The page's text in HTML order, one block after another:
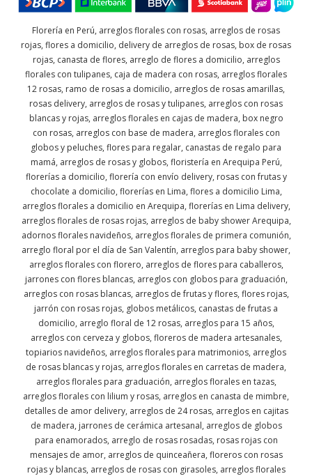
Florería en Perú, arreglos florales con rosas, arreglos de rosas
rojas, flores a domicilio, delivery de arreglos de rosas, box de rosas
rojas, canasta de flores, arreglo de flores a domicilio, arreglos
florales con tulipanes, caja de madera con rosas, arreglos florales
12 rosas, ramo de rosas a domicilio, arreglos de rosas amarillas,
rosas delivery, arreglos de rosas y tulipanes, arreglos con rosas
blancas y rojas, arreglos florales en cajas de madera, box negro
con rosas, arreglos con base de madera, arreglos florales con
globos y peluches, flores para regalar, canastas de regalo para
mamá, arreglos de rosas y globos, floristería en Arequipa Perú,
florerías a domicilio, florería con envío delivery, rosas con frutas y
chocolate a domicilio, florerías en Lima, flores a domicilio Lima,
arreglos florales a domicilio en Arequipa, florerías en Lima delivery,
arreglos florales de rosas rojas, arreglos de baby shower Arequipa,
adornos florales navideños, arreglos florales de primera comunión,
arreglo floral por el día de San Valentín, arreglos para baby shower,
arreglos florales con florero, arreglos de flores para caballeros,
jarrones con flores blancas, arreglos con globos para graduación,
arreglos con rosas blancas, arreglos de frutas y flores, flores rojas,
jarrón con rosas rojas, globos metálicos, canastas de frutas a
domicilio, arreglo floral de 12 rosas, arreglos para 15 años,
arreglos con cerveza y globos, floreros de madera artesanales,
topiarios navideños, arreglos florales para matrimonios, arreglos
de rosas blancas y rojas, arreglos florales en carretas de madera,
arreglos florales para graduación, arreglos florales en tazas,
arreglos florales con lilium y rosas, arreglos en canasta de mimbre,
detalles de amor delivery, arreglos de 24 rosas, arreglos en cajitas
de madera, jarrones de cerámica artesanal, arreglos de globos
para enamorados, arreglo de rosas rosadas, rosas rojas con
mensajes de amor, arreglos de quinceañera, floreros con rosas
rojas y blancas, arreglos de rosas con girasoles, arreglos florales